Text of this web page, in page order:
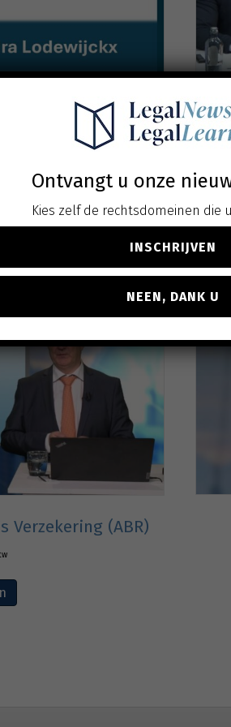
anno 2027
Verzekering (ABR)
Ontvangt u onze
Kies zelf de rechtsdomeinen die
INSCHRIJVEN
NEEN, DANK U